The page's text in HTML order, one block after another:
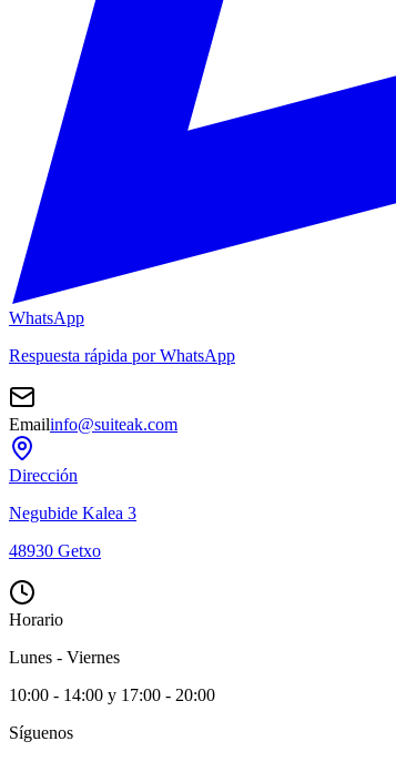
WhatsApp
Respuesta rápida por WhatsApp
Emailinfo@suiteak.com
Dirección
Negubide Kalea 3
48930 Getxo
Horario
Lunes - Viernes
10:00 - 14:00 y 17:00 - 20:00
Síguenos